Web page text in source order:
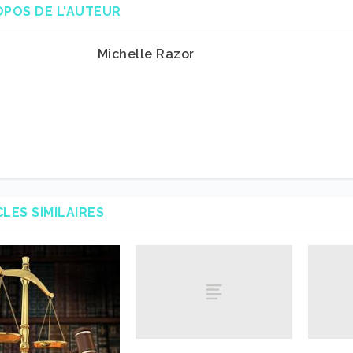
DE L'AUTEUR
Michelle Razor
SIMILAIRES